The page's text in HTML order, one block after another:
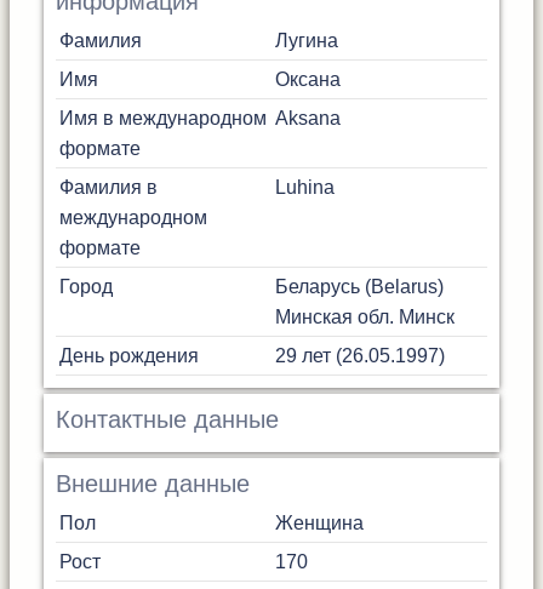
Фамилия
Лугина
Имя
Оксана
Имя в международном
формате
Aksana
Фамилия в
международном
формате
Luhina
Город
Беларусь (Belarus)
Минская обл. Минск
День рождения
29 лет (26.05.1997)
Контактные данные
Внешние данные
Пол
Женщина
Рост
170